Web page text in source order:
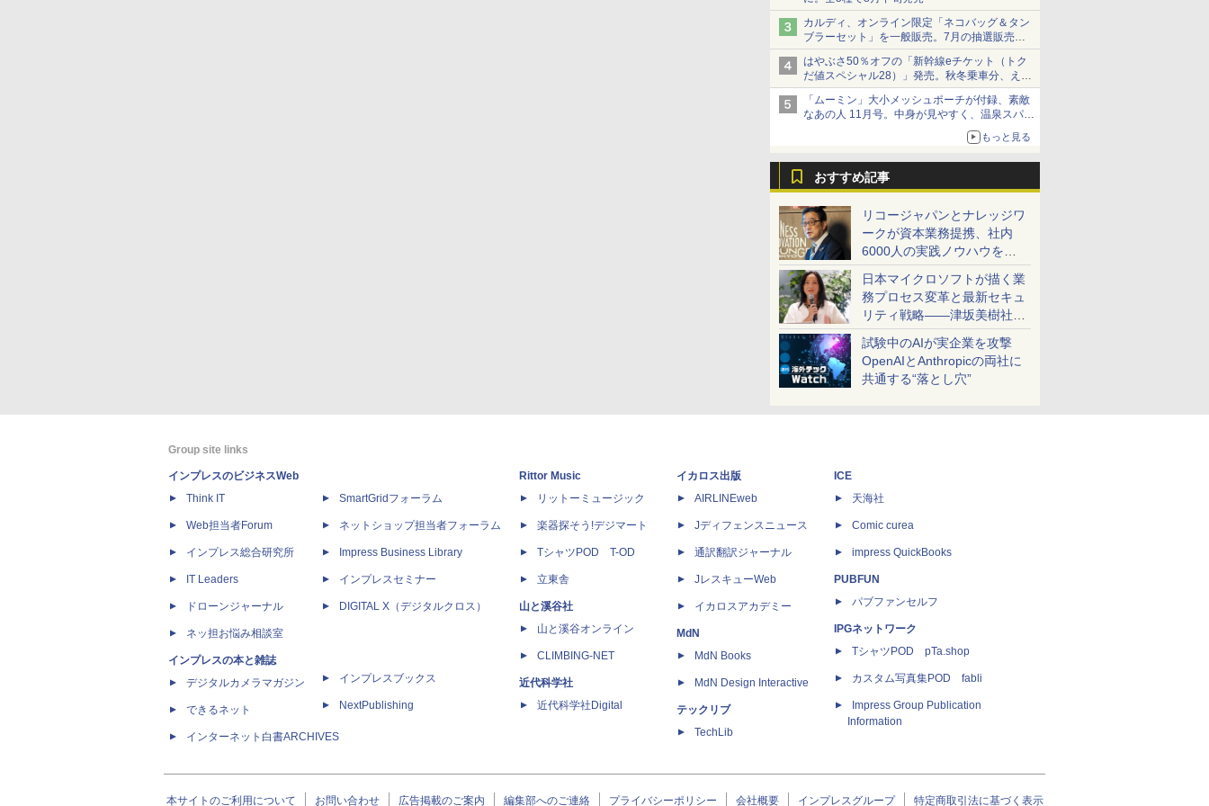
カルディ、オンライン限定「ネコバッグ＆タン
ブラーセット」を一般販売。7月の抽選販売の
当選無効分
はやぶさ50％オフの「新幹線eチケット（トク
だ値スペシャル28）」発売。秋冬乗車分、えき
ねっと限定
「ムーミン」大小メッシュポーチが付録、素敵
なあの人 11月号。中身が見やすく、温泉スパに
もっと見る
おすすめ記事
リコージャパンとナレッジワ
ークが資本業務提携、社内
6000人の実践ノウハウを生
かした「AI商談記録 for
RICOH」を展開へ
日本マイクロソフトが描く業
務プロセス変革と最新セキュ
リティ戦略――津坂美樹社長
が2027年度戦略を説明
試験中のAIが実企業を攻撃
OpenAIとAnthropicの両社に
共通する“落とし穴”
Group site links
インプレスのビジネスWeb
Think IT
Web担当者Forum
インプレス総合研究所
IT Leaders
ドローンジャーナル
ネッ担お悩み相談室
インプレスの本と雑誌
デジタルカメラマガジン
できるネット
インターネット白書ARCHIVES
SmartGridフォーラム
ネットショップ担当者フォーラム
Impress Business Library
インプレスセミナー
DIGITAL X（デジタルクロス）
インプレスブックス
NextPublishing
Rittor Music
リットーミュージック
楽器探そう!デジマート
TシャツPOD T-OD
立東舎
山と溪谷社
山と溪谷オンライン
CLIMBING-NET
近代科学社
近代科学社Digital
イカロス出版
AIRLINEweb
Jディフェンスニュース
通訳翻訳ジャーナル
JレスキューWeb
イカロスアカデミー
MdN
MdN Books
MdN Design Interactive
テックリブ
TechLib
ICE
天海社
Comic curea
impress QuickBooks
PUBFUN
パブファンセルフ
IPGネットワーク
TシャツPOD pTa.shop
カスタム写真集POD fabli
Impress Group Publication
Information
本サイトのご利用について お問い合わせ 広告掲載のご案内 編集部へのご連絡 プライバシーポリシー 会社概要 インプレスグループ 特定商取引法に基づく表示